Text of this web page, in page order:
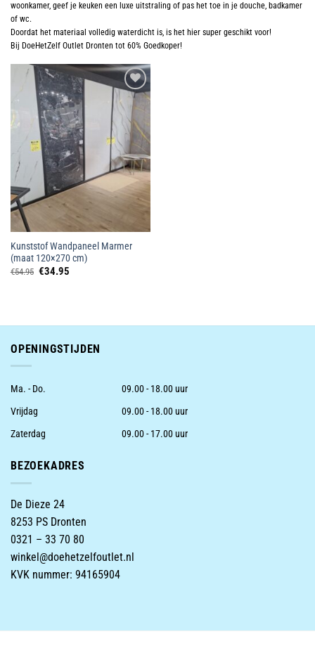
woonkamer, geef je keuken een luxe uitstraling of pas het toe in je douche, badkamer
of wc.
Doordat het materiaal volledig waterdicht is, is het hier super geschikt voor!
Bij DoeHetZelf Outlet Dronten tot 60% Goedkoper!
Toevoegen
aan
wenslijst
Kunststof Wandpaneel Marmer
(maat 120×270 cm)
€54.95 Oorspronkelijke
€34.95Huidige
OPENINGSTIJDEN
Ma. - Do.
09.00 - 18.00 uur
Vrijdag
09.00 - 18.00 uur
Zaterdag
09.00 - 17.00 uur
BEZOEKADRES
De Dieze 24
8253 PS Dronten
0321 – 33 70 80
winkel@doehetzelfoutlet.nl
KVK nummer: 94165904